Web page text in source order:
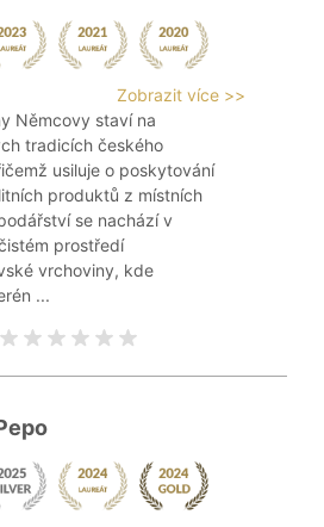
Zobrazit více >>
Němcovy staví na
tradicích českého
usiluje o poskytování
produktů z místních
se nachází v
prostředí
vrchoviny, kde
...